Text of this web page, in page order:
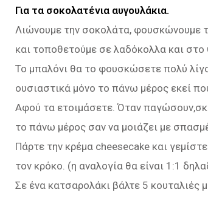
Για τα σοκολατένια αυγουλάκια.
Λιώνουμε την σοκολάτα, φουσκώνουμε
και τοποθετούμε σε λαδόκολλα και
Το μπαλόνι θα το φουσκώσετε πολύ
ουσιαστικά μόνο το πάνω μέρος εκεί
Αφού τα ετοιμάσετε. Όταν
το πάνω μέρος σαν να μοιάζει με
Πάρτε την κρέμα cheesecake και
τον κρόκο. (η αναλογία θα είναι 1:1
Σε ένα κατσαρολάκι βάλτε 5 κουταλιές